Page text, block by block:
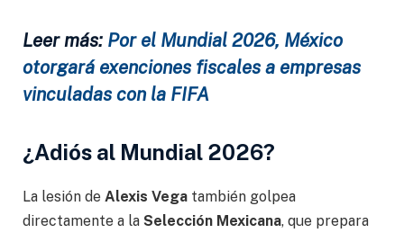
Leer más: Por el Mundial 2026, México
otorgará exenciones fiscales a empresas
vinculadas con la FIFA
¿Adiós al Mundial 2026?
La lesión de Alexis Vega también golpea
directamente a la Selección Mexicana, que prepara